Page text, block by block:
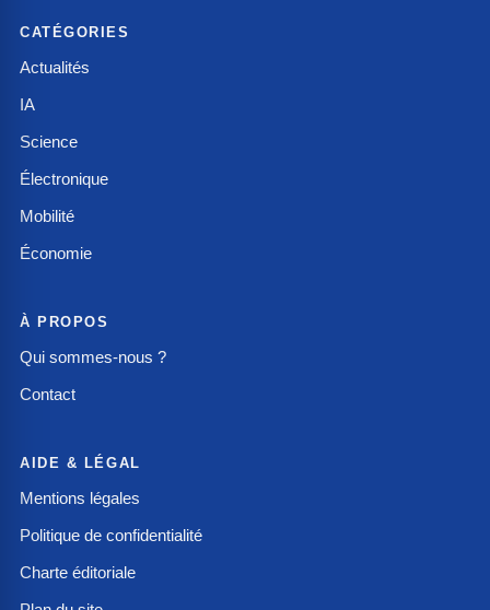
CATÉGORIES
Actualités
IA
Science
Électronique
Mobilité
Économie
À PROPOS
Qui sommes-nous ?
Contact
AIDE & LÉGAL
Mentions légales
Politique de confidentialité
Charte éditoriale